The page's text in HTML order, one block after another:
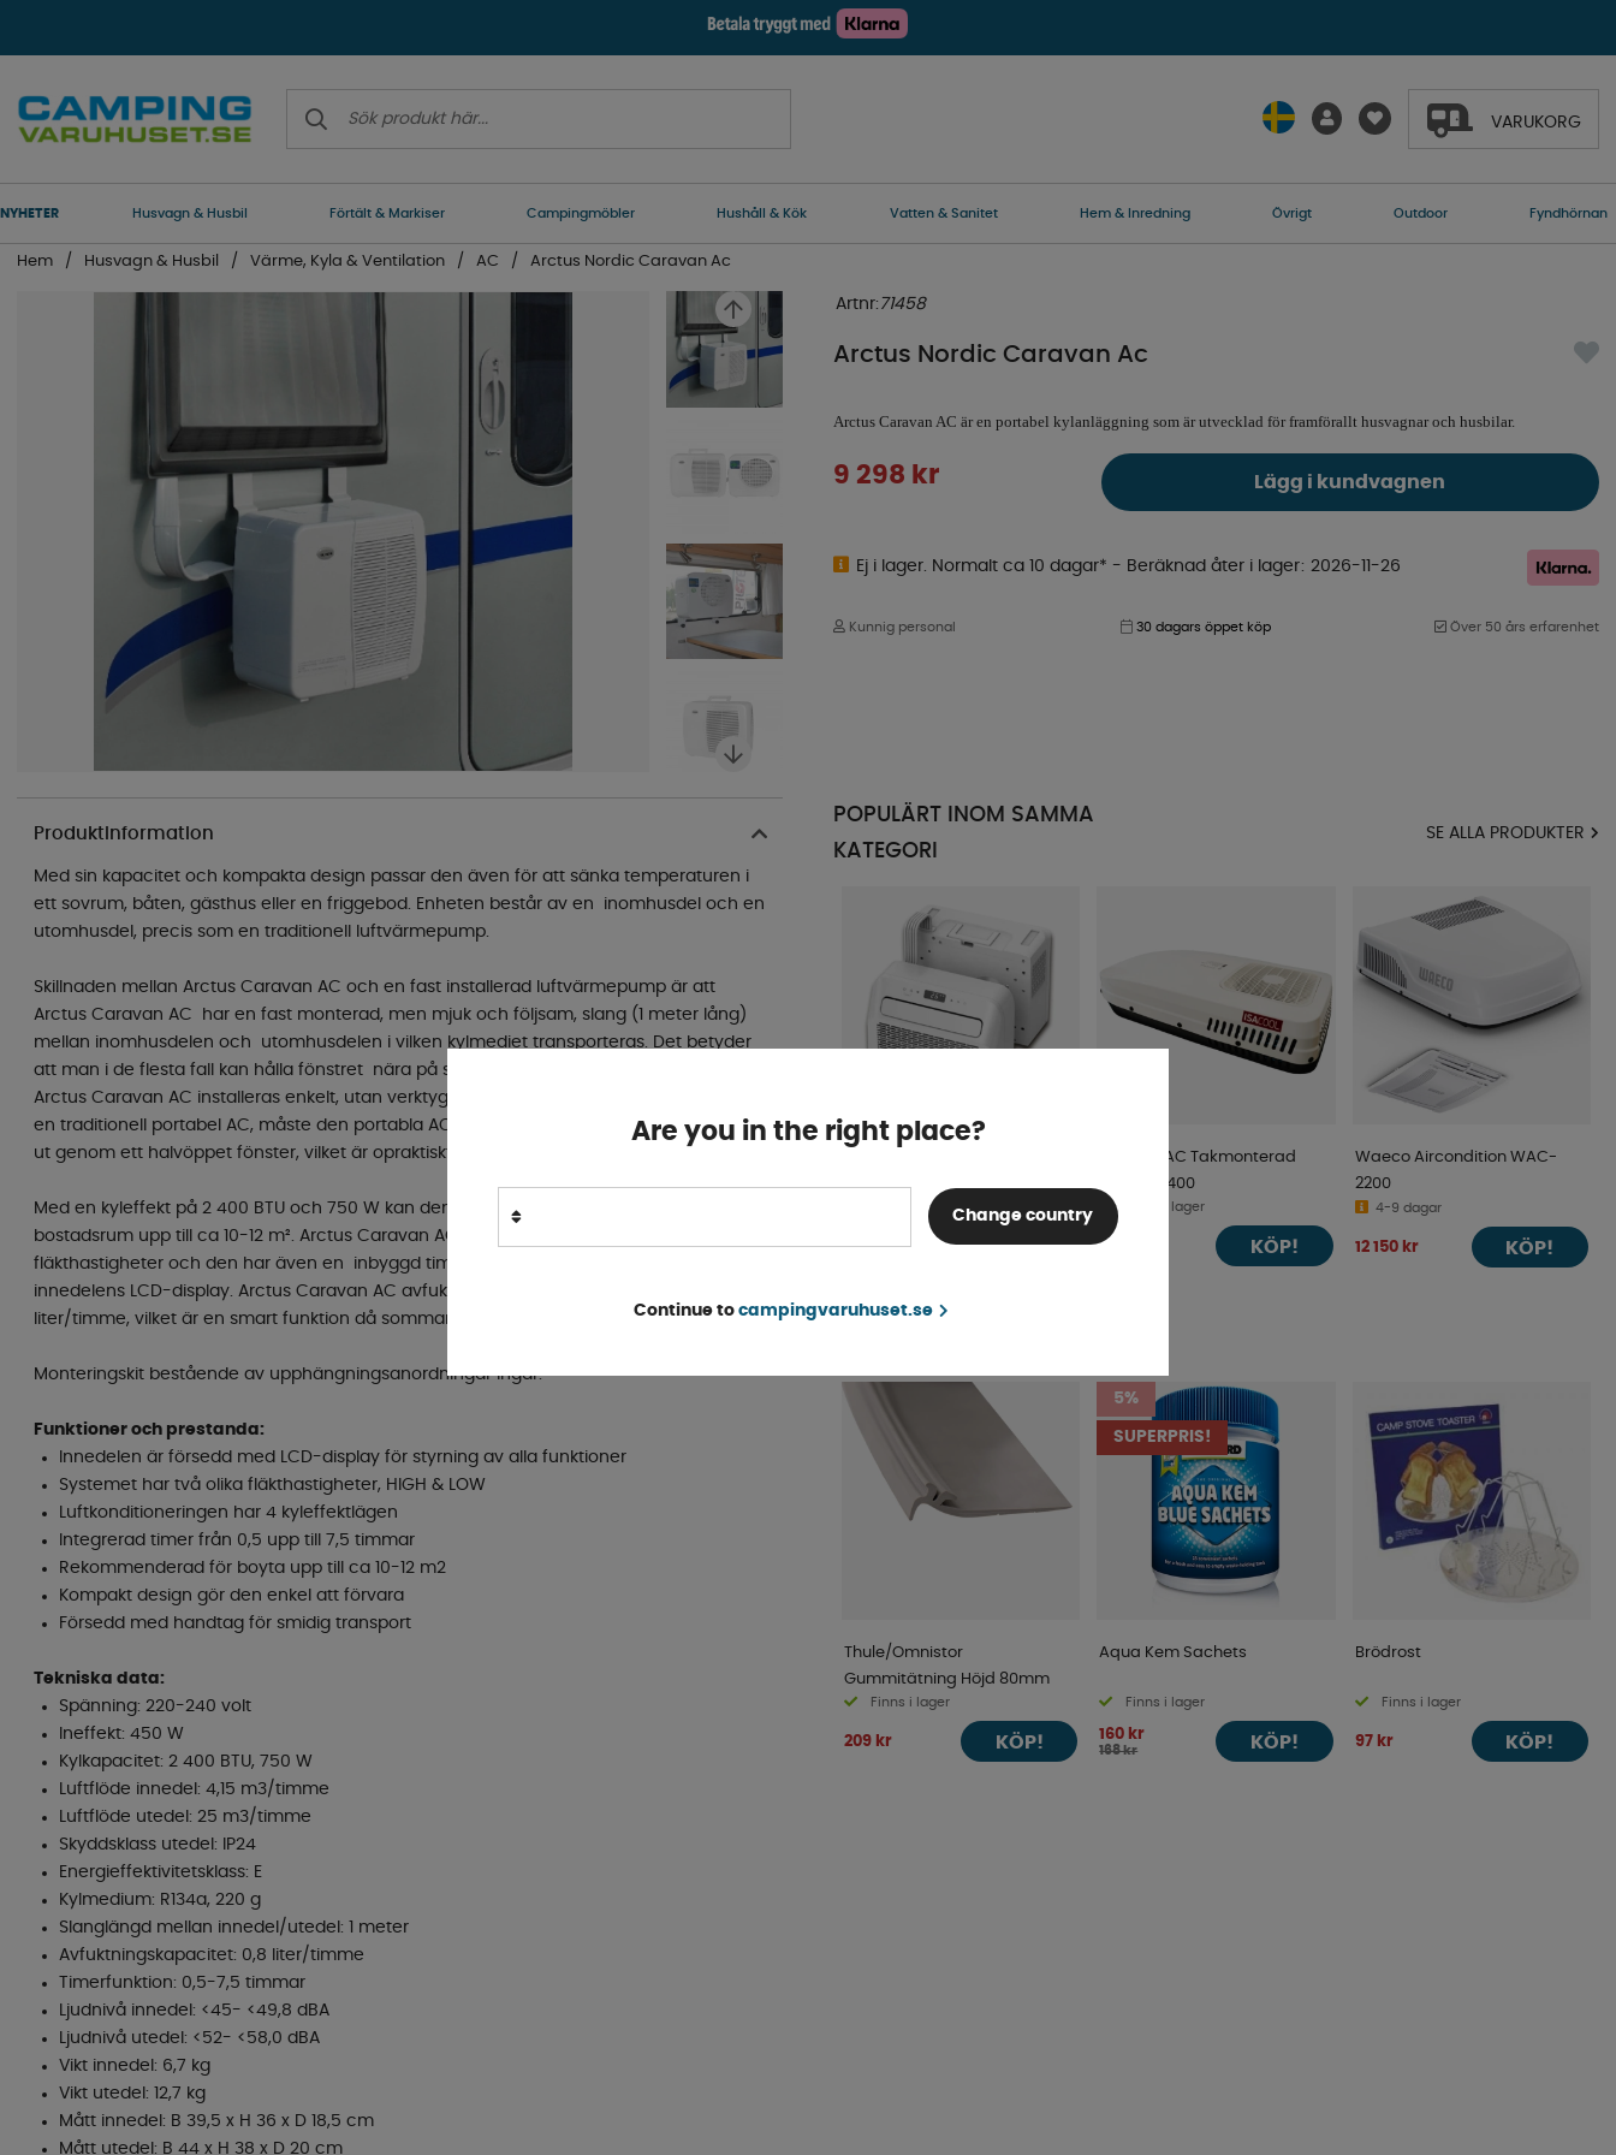
VARUKORG
NYHETER Husvagn & Husbil Förtält & Markiser Campingmöbler Hushåll & Kök Vatten & Sanitet Hem & Inredning Övrigt Outdoor Fyndhörnan
Hem Husvagn & Husbil Värme, Kyla & Ventilation AC Arctus Nordic Caravan Ac
Artnr: 71458
Arctus Nordic Caravan Ac
Arctus Caravan AC är en portabel kylanläggning som är utvecklad för framförallt husvagnar och husbilar.
9 298 kr Lägg i kundvagnen
Ej i lager. Normalt ca 10 dagar* - Beräknad åter i lager 2026-11-26
Kunnig personal 30 dagars öppet köp Över 50 års erfarenhet
Produktinformation
Med sin kapacitet och kompakta design passar den även för att sänka temperaturen i
ett sovrum, båten, gästhus eller en friggebod. Enheten består av en inomhusdel och en
utomhusdel, precis som en traditionell luftvärmepump.
Skillnaden mellan Arctus Caravan AC och en fast installerad luftvärmepump är att
Arctus Caravan AC har en fast monterad, men mjuk och följsam, slang (1 meter lång)
mellan inomhusdelen och utomhusdelen i vilken kylmediet transporteras. Det betyder
att man i de flesta fall kan hålla fönstret nära på stängt och du får en snabb kyleffekt.
Arctus Caravan AC installeras enkelt, utan verktyg. Jämför du Arctus Caravan AC med
en traditionell portabel AC, måste den portabla AC ’n ha en tjock utblåsslang som leds
ut genom ett halvöppet fönster, vilket är opraktiskt och oekonomiskt.
Med en kyleffekt på 2 400 BTU och 750 W kan den sänka temperaturen i ett
bostadsrum upp till ca 10-12 m². Arctus Caravan AC kan ställas in i 3 kyleffektlägen, 2
fläkthastigheter och den har även en inbyggd timerfunktion. Allt styrs enkelt via
innedelens LCD-display. Arctus Caravan AC avfuktar även luften, upp till 0,8
liter/timme, vilket är en smart funktion då sommaren ofta har hög luftfuktighet.
Monteringskit bestående av upphängningsanordningar ingår.
Funktioner och prestanda:
Innedelen är försedd med LCD-display för styrning av alla funktioner
Systemet har två olika fläkthastigheter, HIGH & LOW
Luftkonditioneringen har 4 kyleffektlägen
Integrerad timer från 0,5 upp till 7,5 timmar
Rekommenderad för boyta upp till ca 10-12 m2
Kompakt design gör den enkel att förvara
Försedd med handtag för smidig transport
Tekniska data:
Spänning: 220-240 volt
Ineffekt: 450 W
Kylkapacitet: 2 400 BTU, 750 W
Luftflöde innedel: 4,15 m3/timme
Luftflöde utedel: 25 m3/timme
Skyddsklass utedel: IP24
Energieffektivitetsklass: E
Kylmedium: R134a, 220 g
Slanglängd mellan innedel/utedel: 1 meter
Avfuktningskapacitet: 0,8 liter/timme
Timerfunktion: 0,5-7,5 timmar
Ljudnivå innedel: <45- <49,8 dBA
Ljudnivå utedel: <52- <58,0 dBA
Vikt innedel: 6,7 kg
Vikt utedel: 12,7 kg
Mått innedel: B 39,5 x H 36 x D 18,5 cm
Mått utedel: B 44 x H 38 x D 20 cm
POPULÄRT INOM SAMMA
KATEGORI
SE ALLA PRODUKTER
Tillfälligt slut
6 890 kr INFO
Isabella AC Takmonterad
Isacool 2400
Finns i lager
19 995 kr KÖP!
Waeco Aircondition WAC-
2200
4-9 dagar
12 150 kr KÖP!
Thule/Omnistor
Gummitätning Höjd 80mm
Finns i lager
209 kr KÖP!
5%
SUPERPRIS!
Aqua Kem Sachets
Finns i lager
160 kr
168 kr KÖP!
Brödrost
Finns i lager
97 kr KÖP!
Are you in the right place?
Change country
Continue to campingvaruhuset.se